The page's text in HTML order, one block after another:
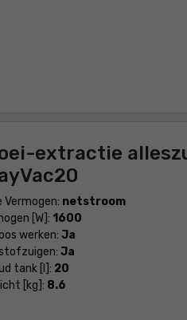
extractie
Vermogen: netstroom
[W]: 1600
werken: Ja
Ja
tank [l]: 20
[kg]: 8.6